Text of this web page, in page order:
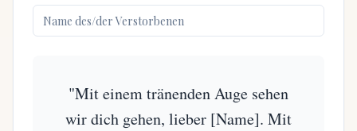
"Mit einem tränenden Auge sehen
wir dich gehen, lieber [Name]. Mit